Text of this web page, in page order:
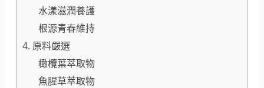
水漾滋潤養護
根源青春維持
4. 原料嚴選
橄欖葉萃取物
魚腥草萃取物